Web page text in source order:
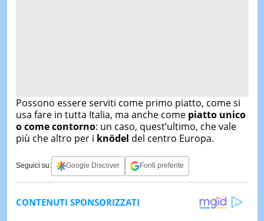
Possono essere serviti come primo piatto, come si
usa fare in tutta Italia, ma anche comepiatto unico
o come contorno: un caso, quest’ultimo, che vale
più che altro per i knödel del centro Europa.
Seguici su: Google Discover Fonti preferite